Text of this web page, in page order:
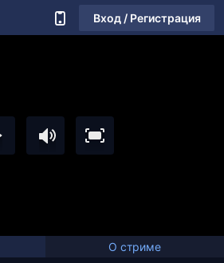
Вход / Регистрация
О стриме